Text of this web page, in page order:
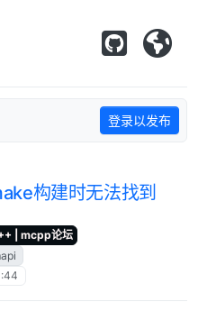
登录以发布
构建时无法找到
| mcpp论坛